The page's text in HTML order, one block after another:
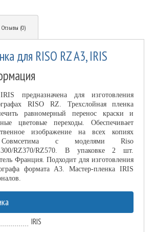
Отзывы (0)
для RISO RZ A3, IRIS
предназначена для изготовления
RISO RZ. Трехслойная пленка
равномерный перенос краски и
цветовые переходы. Обеспечивает
изображение на всех копиях
Совмсетима с моделями Riso
RZ370/RZ570. В упаковке 2 шт.
Франция. Подходит для изготовления
формата А3. Мастер-пленка IRIS
IRIS